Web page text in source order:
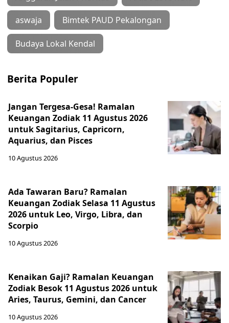
aswaja Bimtek PAUD Pekalongan
Budaya Lokal Kendal
Berita Populer
Jangan Tergesa-Gesa! Ramalan
Keuangan Zodiak 11 Agustus 2026
untuk Sagitarius, Capricorn,
Aquarius, dan Pisces
10 Agustus 2026
Ada Tawaran Baru? Ramalan
Keuangan Zodiak Selasa 11 Agustus
2026 untuk Leo, Virgo, Libra, dan
Scorpio
10 Agustus 2026
Kenaikan Gaji? Ramalan Keuangan
Zodiak Besok 11 Agustus 2026 untuk
Aries, Taurus, Gemini, dan Cancer
10 Agustus 2026